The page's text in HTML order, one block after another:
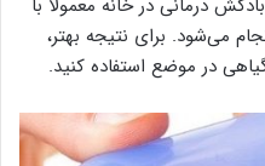
درمانی در خانه معمولا با
می‌شود. برای نتیجه بهتر،
در موضع استفاده کنید.